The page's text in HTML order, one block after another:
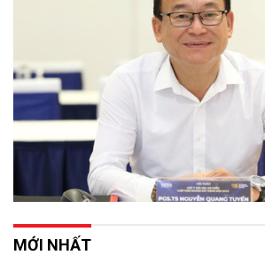
MỚI NHẤT